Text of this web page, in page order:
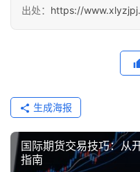
出处： https://
生成海报
国际期货交易技巧：从
指南